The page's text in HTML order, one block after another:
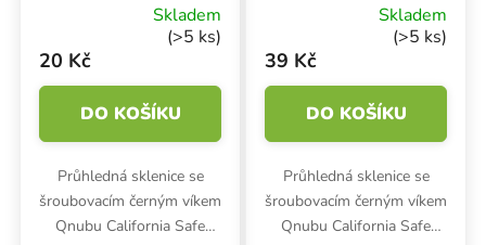
Skladem
(>5 ks)
20 Kč
DO KOŠÍKU
Průhledná sklenice se
šroubovacím černým víkem
Qnubu California Safe
Skladem
(>5 ks)
39 Kč
DO KOŠÍKU
Průhledná sklenice se
šroubovacím černým víkem
Qnubu California Safe